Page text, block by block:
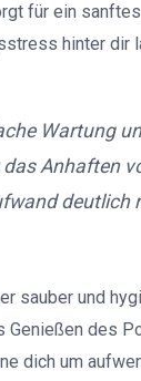
für ein
hinter dir
Wartung
Anhaften
deutlich
sauber und
des
dich um